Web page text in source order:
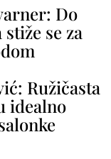
Do
se za
Ružičasta
idealno